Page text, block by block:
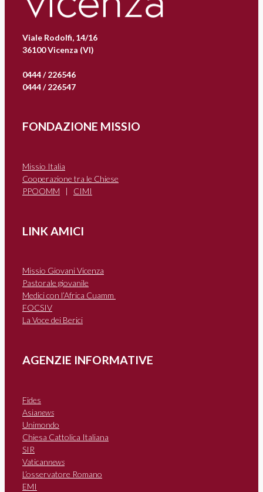
Viale Rodolfi, 14/16
36100 Vicenza (VI)
0444 / 226546
0444 / 226547
FONDAZIONE MISSIO
Missio Italia
Cooperazione tra le Chiese
PPOOMM | CIMI
LINK AMICI
Missio Giovani Vicenza
Pastorale giovanile
Medici con l’Africa Cuamm
FOCSIV
La Voce dei Berici
AGENZIE INFORMATIVE
Fides
Asianews
Unimondo
Chiesa Cattolica Italiana
SIR
Vaticannews
L’osservatore Romano
EMI